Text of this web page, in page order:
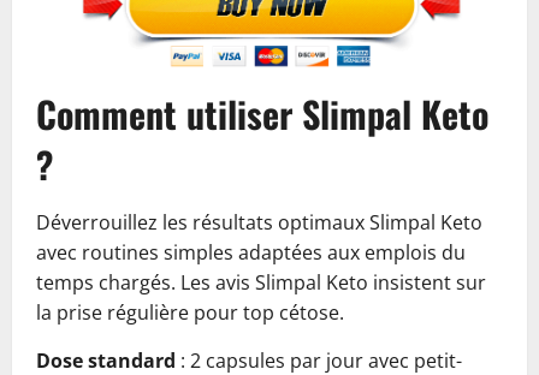
Comment utiliser Slimpal Keto
?
Déverrouillez les résultats optimaux Slimpal Keto
avec routines simples adaptées aux emplois du
temps chargés. Les avis Slimpal Keto insistent sur
la prise régulière pour top cétose.
Dose standard : 2 capsules par jour avec petit-